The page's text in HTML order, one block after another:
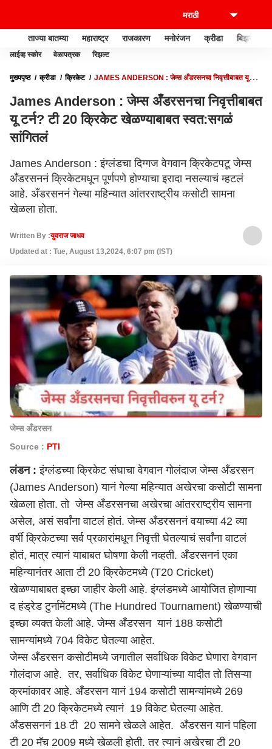
ताज्या बातम्या महाराष्ट्र राजकारण मनोरंजन क्रीडा बिझनेस
लाईव्ह स्कोर वेळापत्रक रिझल्ट
मुख्यपृष्ठ क्रीडा क्रिकेट
JAMES ANDERSON : जेम्स अँडरसनचा निवृत्तीबाबत यू
James Anderson : जेम्स अँडरसनचा निवृत्तीबाबत
यू टर्न? टी 20 क्रिकेट खेळण्याबाबत स्वत:सगळं
सांगितलं
James Anderson : इंग्लंडचा दिग्गज वेगवान क्रिकेटपटू जेम्स
अँडरसननं क्रिकेटमधून पूर्णपणे होण्याचा इरादा नसल्याचं म्हटलं
आहे. अँडरसननं गेल्या महिन्यात आंतरराष्ट्रीय कसोटी सामना
खेळला होता.
Written By :युवराज जाधव
Updated at : Tue, August 13,2024, 6:07 pm (IST)
जेम्स अँडरसन
Source : PTI
लंडन : इंग्लंडच्या क्रिकेटसंघाचा वेगवान गोलंदाज जेम्स अँडरसन
(James Anderson) यानं गेल्या महिन्यात अखेरचा कसोटी सामना
खेळला होता. तो जेम्स अँडरसनचा अखेरचा आंतरराष्ट्रीय सामना
असेल, असं सर्वांना वाटलं होतं. जेम्स अँडरसननं वयाच्या 42 व्या
वर्षी क्रिकेटच्या सर्व प्रकारांमधून निवृत्ती घेतल्याचं सर्वांना वाटलं
होतं, मात्र त्यानं याबाबत घोषणा केली नव्हती. अँडरसननं एका
महिन्यानंतर आता टी 20 क्रिकेटमध्ये (T20 Cricket)
खेळण्याबाबत इच्छा जाहीर केली आहे. इंग्लंडमध्ये आयोजित होणाऱ्या
द हंड्रेड टुर्नामेंटमध्ये (The Hundred Tournament) खेळण्याची
इच्छा व्यक्त केली आहे. जेम्स अँडरसन यानं 188 कसोटी
सामन्यांमध्ये 704 विकेट घेतल्या आहेत.
जेम्स अँडरसन कसोटीमध्ये जगातील सर्वाधिक विकेट घेणारा वेगवान
गोलंदाज आहे. तर, सर्वाधिक विकेट घेणाऱ्यांच्या यादीत तो तिसऱ्या
क्रमांकावर आहे. अँडरसन यानं 194 कसोटी सामन्यांमध्ये 269
आणि टी 20 क्रिकेटमध्ये त्यानं 19 विकेट घेतल्या आहेत.
अँडससननं 18 टी 20 सामने खेळले आहेत. अँडरसन यानं पहिला
टी 20 मॅच 2009 मध्ये खेळली होती. तर त्यानं अखेरचा टी 20